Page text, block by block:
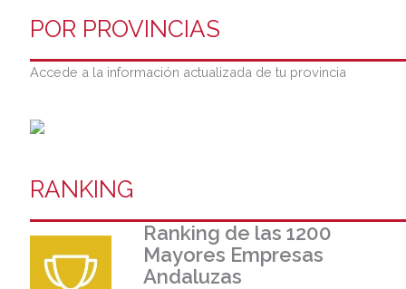
POR PROVINCIAS
Accede a la información actualizada de tu provincia
RANKING
Ranking de las 1200
Mayores Empresas
Andaluzas